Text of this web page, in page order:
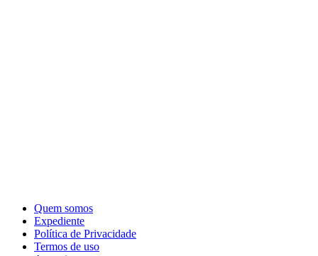
Quem somos
Expediente
Política de Privacidade
Termos de uso